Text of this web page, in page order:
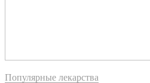
Популярные лекарства